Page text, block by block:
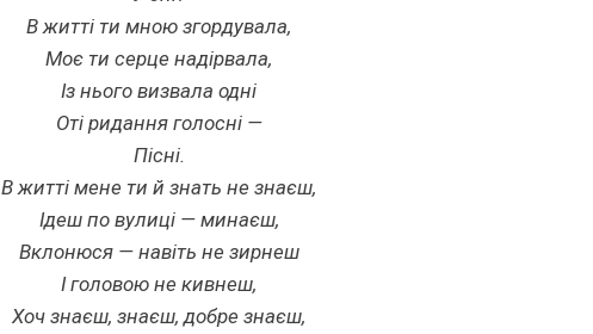
В житті ти мною згордувала,
Моє ти серце надірвала,
Із нього визвала одні
Оті ридання голосні —
Пісні.
В житті мене ти й знать не знаєш,
Ідеш по вулиці — минаєш,
Вклонюся — навіть не зирнеш
І головою не кивнеш,
Хоч знаєш, знаєш, добре знаєш,